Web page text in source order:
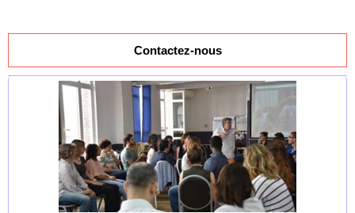
Contactez-nous